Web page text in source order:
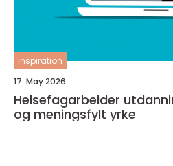
inspiration
17. May 2026
Helsefagarbeider utdanning veien til et
og meningsfylt yrke